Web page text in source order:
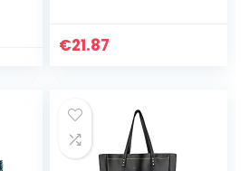
voyage,
bandoulière, Noir , L
€21.87